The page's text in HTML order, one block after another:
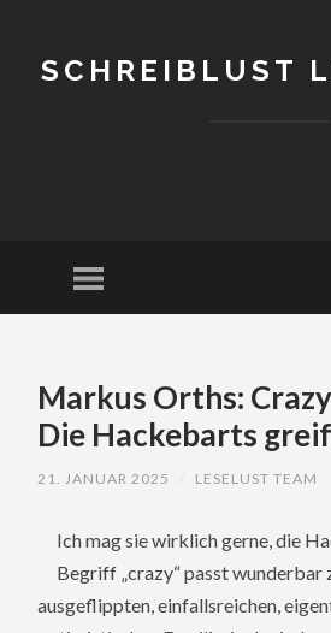
SCHREIBLUST
Menu
CONTENTMarkus Orths:
Die Hackebarts
21. JANUAR 2025 LESELUST TEAM
Ich mag sie wirklich gerne, die
Begriff „crazy“ passt wunderbar
ausgeflippten, einfallsreichen,